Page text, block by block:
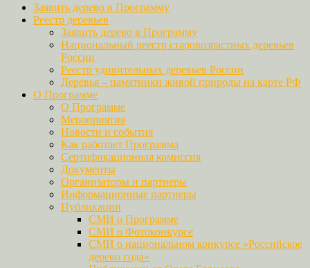
Заявить дерево в Программу
Реестр деревьев
Заявить дерево в Программу
Национальный реестр старовозрастных деревьев
России
Реестр удивительных деревьев России
Деревья – памятники живой природы на карте РФ
О Программе
О Программе
Мероприятия
Новости и события
Как работает Программа
Сертификационная комиссия
Документы
Организаторы и партнеры
Информационные партнеры
Публикации
СМИ о Программе
СМИ о Фотоконкурсе
СМИ о национальном конкурсе «Российское
дерево года»